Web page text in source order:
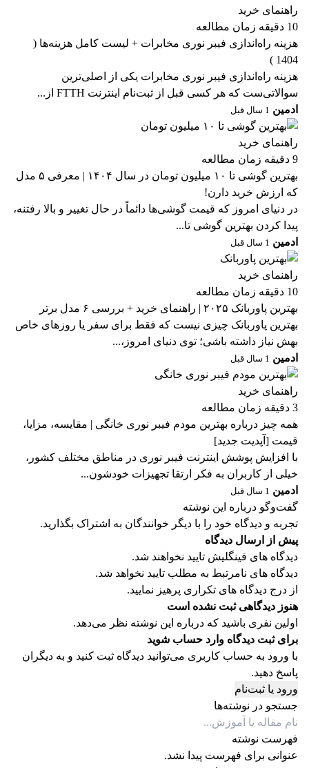
راهنمای خرید
10 دقیقه زمان مطالعه
هزینه راه‌اندازی فیبر نوری مخابرات + لیست کامل هزینه‌ها (
1404 )
هزینه راه‌اندازی فیبر نوری مخابرات یکی از اصلی‌ترین
سوالاتی‌ست که هر کسی قبل از ثبت‌نام اینترنت FTTH از...
ادمین 1 سال قبل
راهنمای خرید
9 دقیقه زمان مطالعه
بهترین گوشی تا ۱۰ میلیون تومان در سال ۱۴۰۴ | معرفی ۵ مدل
که ارزش خرید دارن!
در دنیای امروز که قیمت گوشی‌ها دائماً در حال تغییر و بالا رفتنه،
پیدا کردن بهترین گوشی تا...
ادمین 1 سال قبل
راهنمای خرید
10 دقیقه زمان مطالعه
بهترین پاوربانک ۲۰۲۵ | راهنمای خرید + بررسی ۶ مدل برتر
بهترین پاوربانک چیزی نیست که فقط برای سفر یا روزهای خاص
بهش نیاز داشته باشی؛ توی دنیای امروز،...
ادمین 1 سال قبل
راهنمای خرید
3 دقیقه زمان مطالعه
همه چیز درباره بهترین مودم فیبر نوری خانگی | مقایسه، مزایا،
قیمت [آپدیت جدید]
با افزایش پوشش اینترنت فیبر نوری در مناطق مختلف کشور،
خیلی از کاربران به فکر ارتقا تجهیزات خودشون...
ادمین 1 سال قبل
گفت‌وگو درباره این نوشته
تجربه و دیدگاه خود را با دیگر خوانندگان به اشتراک بگذارید.
پیش از ارسال دیدگاه
دیدگاه های فینگلیش تایید نخواهند شد.
دیدگاه های نامرتبط به مطلب تایید نخواهد شد.
از درج دیدگاه های تکراری پرهیز نمایید.
هنوز دیدگاهی ثبت نشده است
اولین نفری باشید که درباره این نوشته نظر می‌دهد.
برای ثبت دیدگاه وارد حساب شوید
با ورود به حساب کاربری می‌توانید دیدگاه ثبت کنید و به دیگران
پاسخ دهید.
ورود یا ثبت‌نام
جستجو در نوشته‌ها
فهرست نوشته
عنوانی برای فهرست پیدا نشد.